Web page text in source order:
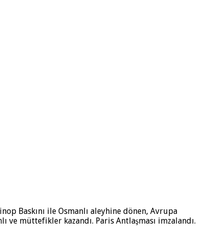
Baskını ile Osmanlı aleyhine dönen, Avrupa
ve müttefikler kazandı. Paris Antlaşması imzalandı.